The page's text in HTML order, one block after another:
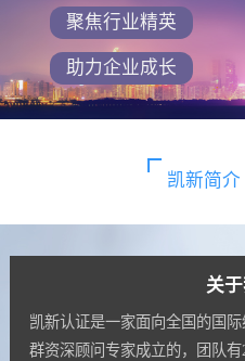
聚焦行业精英
助力企业成长
凯新简介
关于
凯新认证是一家面向全国的国
群资深顾问专家成立的，团队